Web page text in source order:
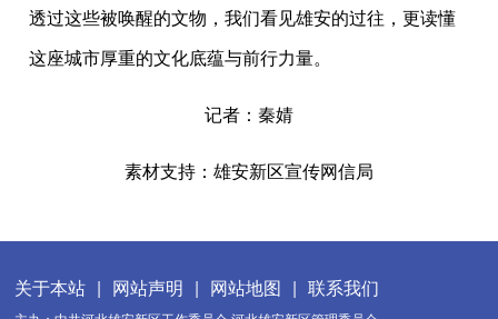
透过这些被唤醒的文物，我们看见雄安的过往，更读懂
这座城市厚重的文化底蕴与前行力量。
记者：秦婧
素材支持：雄安新区宣传网信局
关于本站 | 网站声明 | 网站地图 | 联系我们